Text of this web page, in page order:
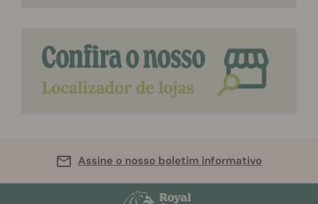
Assine o nosso boletim informativo